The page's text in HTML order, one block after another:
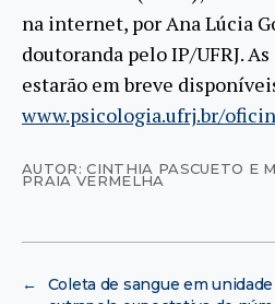
na internet, por Ana Lúcia
doutoranda pelo IP/UFRJ.
estarão em breve
www.psicologia.ufrj.br/
AUTOR: CINTHIA PASCUETO E
PRAIA VERMELHA
←
Coleta de sangue em